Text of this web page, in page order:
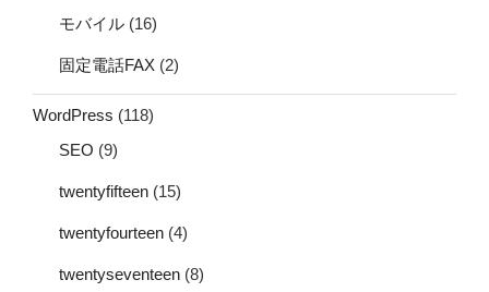
モバイル (16)
固定電話FAX (2)
WordPress (118)
SEO (9)
twentyfifteen (15)
twentyfourteen (4)
twentyseventeen (8)